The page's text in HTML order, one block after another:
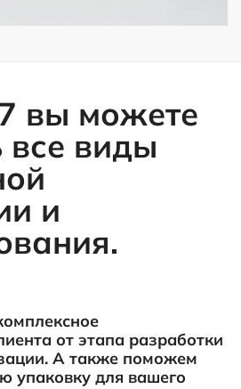
вы можете
все виды
и
от этапа разработки
А также поможем
упаковку для вашего